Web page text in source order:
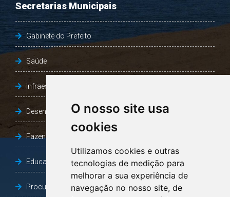
O nosso site usa
cookies
Utilizamos cookies e outras
tecnologias de medição para
melhorar a sua experiência de
navegação no nosso site, de
Secretarias Municipais
Gabinete do Prefeito
Saúde
Infraestrutura, Agricultura e Meio Ambiente
Desenvolvimento Social
Fazenda e Desenvolvimento Econômico
Educação
Procuradoria Geral do Município